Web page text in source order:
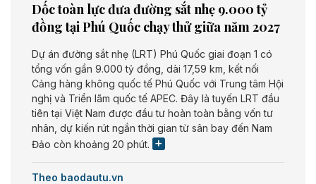
Dốc toàn lực đưa đường sắt nhẹ 9.000 tỷ
đồng tại Phú Quốc chạy thử giữa năm 2027
Dự án đường sắt nhẹ (LRT) Phú Quốc giai đoạn 1 có
tổng vốn gần 9.000 tỷ đồng, dài 17,59 km, kết nối
Cảng hàng không quốc tế Phú Quốc với Trung tâm Hội
nghị và Triển lãm quốc tế APEC. Đây là tuyến LRT đầu
tiên tại Việt Nam được đầu tư hoàn toàn bằng vốn tư
nhân, dự kiến rút ngắn thời gian từ sân bay đến Nam
Đảo còn khoảng 20 phút.
Theo baodautu.vn